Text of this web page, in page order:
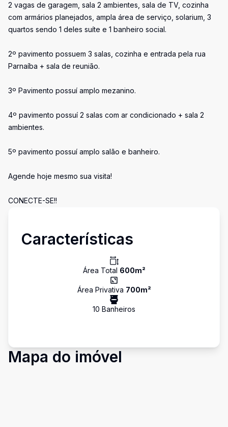
2 vagas de garagem, sala 2 ambientes, sala de TV, cozinha
com armários planejados, ampla área de serviço, solarium, 3
quartos sendo 1 deles suíte e 1 banheiro social.
2º pavimento possuem 3 salas, cozinha e entrada pela rua
Parnaíba + sala de reunião.
3º Pavimento possuí amplo mezanino.
4º pavimento possuí 2 salas com ar condicionado + sala 2
ambientes.
5º pavimento possuí amplo salão e banheiro.
Agende hoje mesmo sua visita!
CONECTE-SE!!
Características
Área Total 600m²
Área Privativa 700m²
10 Banheiros
Mapa do imóvel